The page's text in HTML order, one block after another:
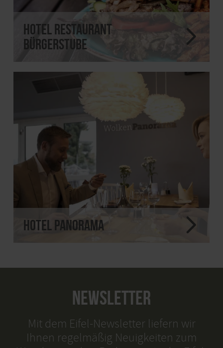
Hotel Restaurant
Bürgerstube
Hotel Panorama
NEWSLETTER
Mit dem Eifel-Newsletter liefern wir
Ihnen regelmäßig Neuigkeiten zum